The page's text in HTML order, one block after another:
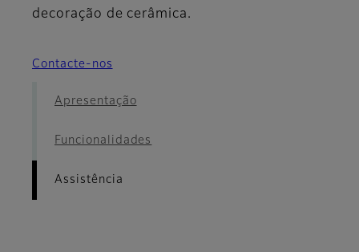
decoração de cerâmica.
Contacte-nos
Apresentação
Funcionalidades
Assistência